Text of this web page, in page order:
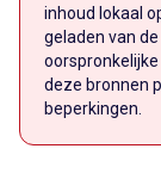
inhoud lokaal
geladen van
deze bronnen
beperkingen.